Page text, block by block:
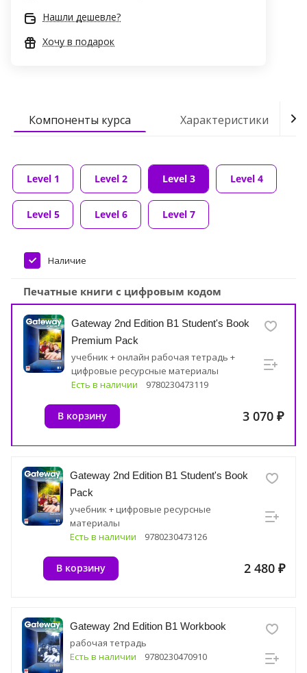
Нашли дешевле?
Хочу в подарок
Компоненты курса Характеристики
Level 1 Level 2 Level 3 Level 4
Level 5 Level 6 Level 7
Наличие
Печатные книги с цифровым кодом
Gateway 2nd Edition B1 Student's Book
Premium Pack
учебник + онлайн рабочая тетрадь +
цифровые ресурсные материалы
Есть в наличии
9780230473119
3 070 ₽
В корзину
Gateway 2nd Edition B1 Student's Book
Pack
учебник + цифровые ресурсные
материалы
Есть в наличии
9780230473126
2 480 ₽
В корзину
Gateway 2nd Edition B1 Workbook
рабочая тетрадь
Есть в наличии
9780230470910